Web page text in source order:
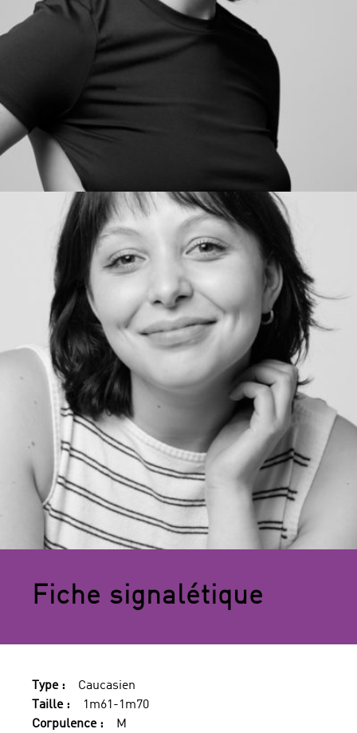
Fiche signalétique
Type :
Caucasien
Taille :
1m61-1m70
Corpulence :
M